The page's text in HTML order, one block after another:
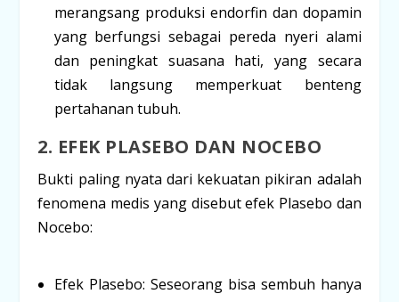
merangsang produksi endorfin dan dopamin
yang berfungsi sebagai pereda nyeri alami
dan peningkat suasana hati, yang secara
tidak langsung memperkuat benteng
pertahanan tubuh.
2. EFEK PLASEBO DAN NOCEBO
Bukti paling nyata dari kekuatan pikiran adalah
fenomena medis yang disebut efek Plasebo dan
Nocebo:
Efek Plasebo: Seseorang bisa sembuh hanya